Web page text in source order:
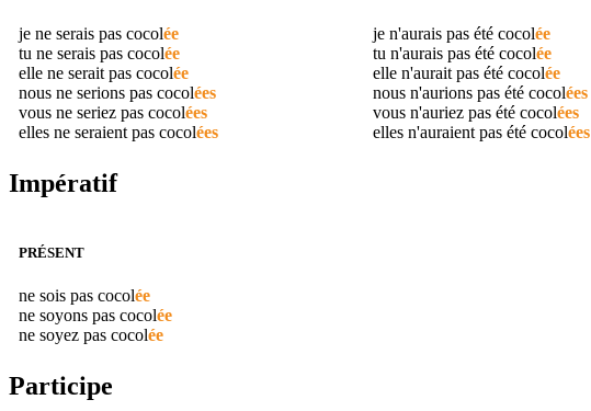
je ne serais pas cocolée
tu ne serais pas cocolée
elle ne serait pas cocolée
nous ne serions pas cocolées
vous ne seriez pas cocolées
elles ne seraient pas cocolées
je n'aurais pas été cocolée
tu n'aurais pas été cocolée
elle n'aurait pas été cocolée
nous n'aurions pas été cocolées
vous n'auriez pas été cocolées
elles n'auraient pas été cocolées
Impératif
PRÉSENT
ne sois pas cocolée
ne soyons pas cocolée
ne soyez pas cocolée
Participe